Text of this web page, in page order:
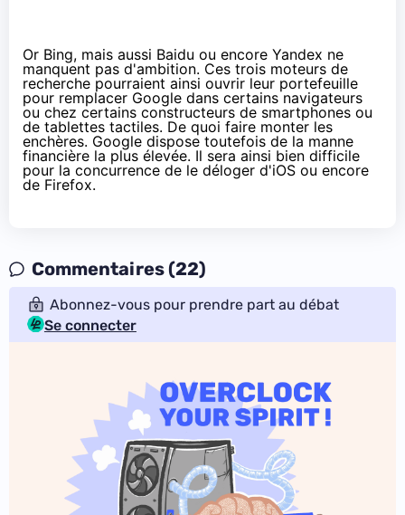
Or Bing, mais aussi Baidu ou encore Yandex ne
manquent pas d'ambition. Ces trois moteurs de
recherche pourraient ainsi ouvrir leur portefeuille
pour remplacer Google dans certains navigateurs
ou chez certains constructeurs de smartphones ou
de tablettes tactiles. De quoi faire monter les
enchères. Google dispose toutefois de la manne
financière la plus élevée. Il sera ainsi bien difficile
pour la concurrence de le déloger d'iOS ou encore
de Firefox.
Commentaires (22)
Abonnez-vous pour prendre part au débat
Se connecter